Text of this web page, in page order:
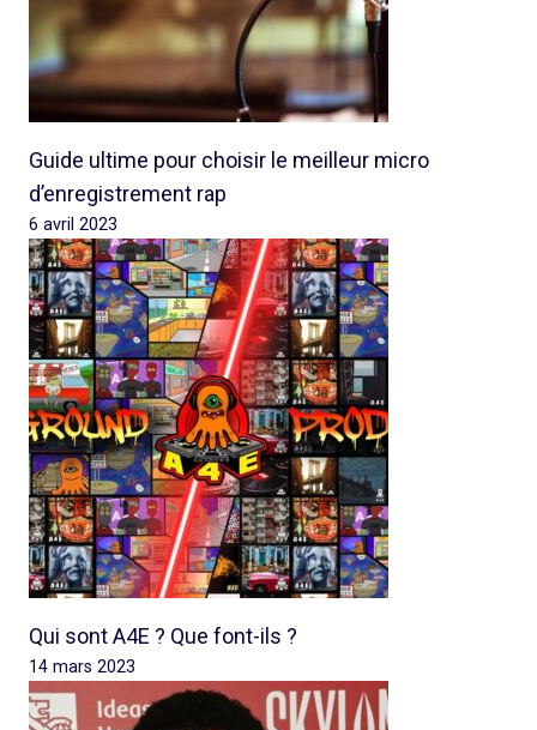
Guide ultime pour choisir le meilleur micro
d’enregistrement rap
6 avril 2023
Qui sont A4E ? Que font-ils ?
14 mars 2023